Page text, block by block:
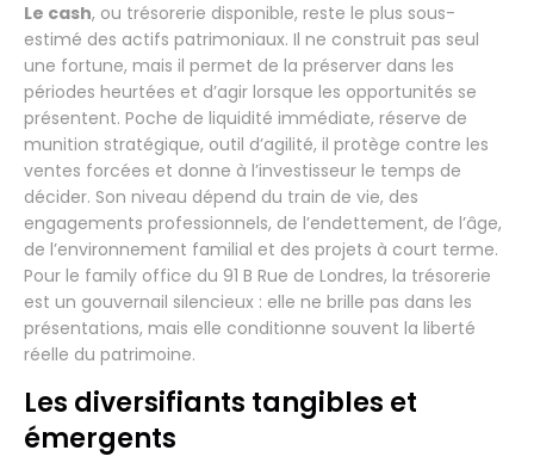
Le cash, ou trésorerie disponible, reste le plus sous-
estimé des actifs patrimoniaux. Il ne construit pas seul
une fortune, mais il permet de la préserver dans les
périodes heurtées et d’agir lorsque les opportunités se
présentent. Poche de liquidité immédiate, réserve de
munition stratégique, outil d’agilité, il protège contre les
ventes forcées et donne à l’investisseur le temps de
décider. Son niveau dépend du train de vie, des
engagements professionnels, de l’endettement, de l’âge,
de l’environnement familial et des projets à court terme.
Pour le family office du 91 B Rue de Londres, la trésorerie
est un gouvernail silencieux : elle ne brille pas dans les
présentations, mais elle conditionne souvent la liberté
réelle du patrimoine.
Les diversifiants tangibles et
émergents